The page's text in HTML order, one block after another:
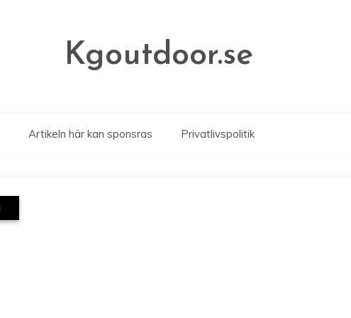
Kgoutdoor.se
Artikeln här kan sponsras Privatlivspolitik